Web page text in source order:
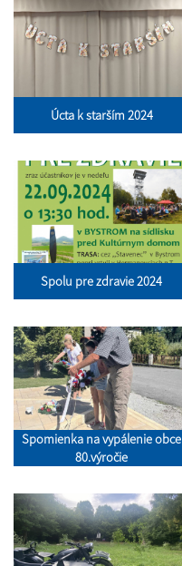
Úcta k starším 2024
Spolu pre zdravie 2024
Spomienka na vypálenie obce
80.výročie